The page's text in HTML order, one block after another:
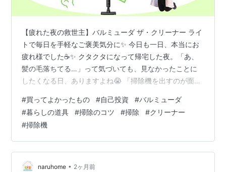
【疲れた夜の救世主】バルミューダ ザ・クリーナー ライ
トで毎日を手軽なご褒美気分に✨ 今日も一日、本当にお
疲れ様でした☕️✨ クタクタになって帰宅した夜。「あ、
髪の毛落ちてる…」って気づいても、見なかったことに
したくなる日、ありますよね😭 「掃除機を出すのが面
「つい触りたくなる」くらい心地よい掃除機があった
ら？今日は、毎日の家事をご褒美タイムに変えてくれる
魔法のアイテムをご紹介します💖 1. 置いてあるだけでテ
ンションが上がる！奇跡のデザイン✨ まず注目してほし
いのが、この洗練された佇まいです。 掃除機って、普通
は押し入れに隠したくなる生活感の…
#買ってよかったもの #自己投資 #バルミューダ
#暮らしの道具 #掃除のコツ #掃除 #クリーナー
#掃除機
naruhome • 2ヶ月前